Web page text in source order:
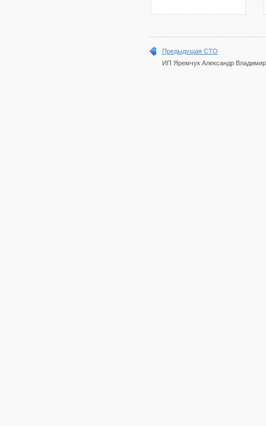
Предыдущая СТО
ИП Яремчук Александр